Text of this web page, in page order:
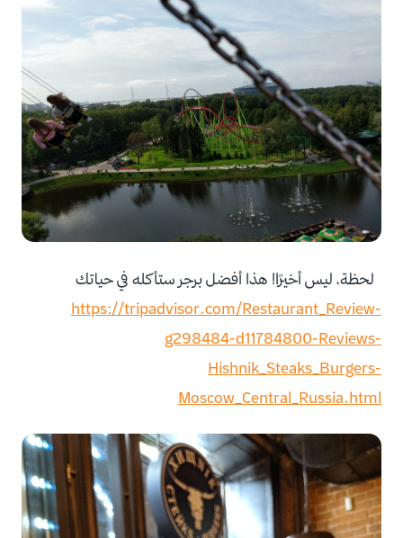
لحظة، ليس أخيرًا! هذا أفضل برجر ستأكله في حياتك
https://tripadvisor.com/Restaurant_Review-
g298484-d11784800-Reviews-
Hishnik_Steaks_Burgers-
Moscow_Central_Russia.html